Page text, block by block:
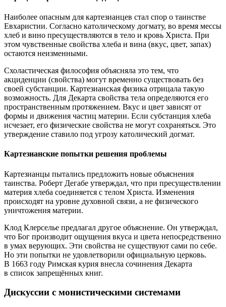
Наиболее опасным для картезианцев стал спор о таинстве
Евхаристии. Согласно католическому догмату, во время мессы
хлеб и вино пресуществляются в тело и кровь Христа. При
этом чувственные свойства хлеба и вина (вкус, цвет, запах)
остаются неизменными.
Схоластическая философия объясняла это тем, что
акциденции (свойства) могут временно существовать без
своей субстанции. Картезианская физика отрицала такую
возможность. Для Декарта свойства тела определяются его
пространственным протяжением. Вкус и цвет зависят от
формы и движения частиц материи. Если субстанция хлеба
исчезает, его физические свойства не могут сохраняться. Это
утверждение ставило под угрозу католический догмат.
Картезианские попытки решения проблемы
Картезианцы пытались предложить новые объяснения
таинства. Роберт Дегабе утверждал, что при пресуществлении
материя хлеба соединяется с телом Христа. Изменения
происходят на уровне духовной связи, а не физического
уничтожения материи.
Клод Клерселье предлагал другое объяснение. Он утверждал,
что Бог производит ощущения вкуса и цвета непосредственно
в умах верующих. Эти свойства не существуют сами по себе.
Но эти попытки не удовлетворили официальную церковь.
В 1663 году Римская курия внесла сочинения Декарта
в список запрещённых книг.
Дискуссии с монистическими системами